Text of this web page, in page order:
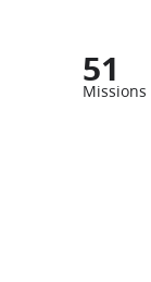
51
Missions